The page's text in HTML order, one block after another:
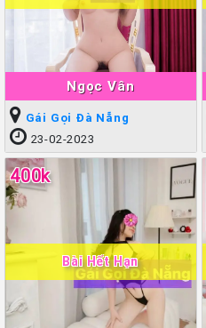
Ngọc Vân
Gái Gọi Đà Nẵng
23-02-2023
400k
Bài Hết Hạn